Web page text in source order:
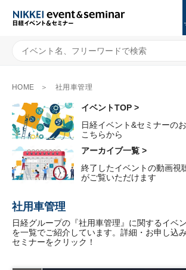
HOME 社用車管理
イベントTOP >
日経イベント&セミナーの
こちらから
アーカイブ一覧 >
終了したイベントの動画視
がご覧いただけます
社用車管理
日経グループの『社用車管理』に関するイベ
を一覧でご紹介しています。詳細・お申し込
セミナーをクリック！